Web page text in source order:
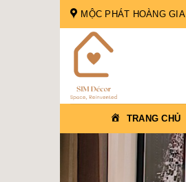
Skip
content
MỘC PHÁT HOÀNG GIA
TRANG CHỦ